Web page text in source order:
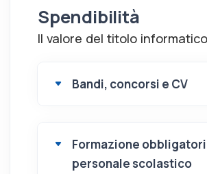
Spendibilità
Il valore del titolo informatico
Bandi, concorsi e CV
Formazione
personale scolastico